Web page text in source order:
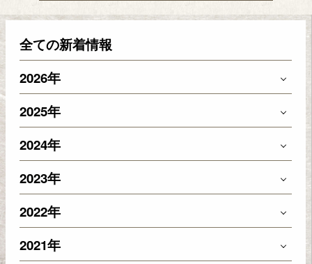
全ての新着情報
2026年
2025年
2024年
2023年
2022年
2021年